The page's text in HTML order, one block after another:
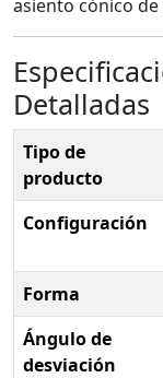
asiento cónico
Detalladas
Tipo de
producto
Configuración
Forma
Ángulo de
desviación